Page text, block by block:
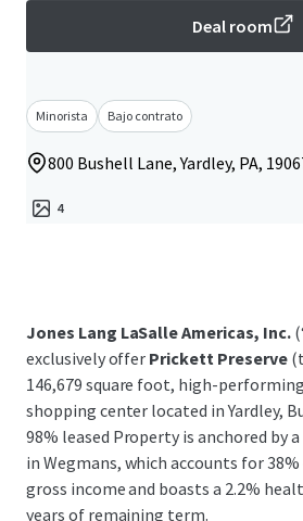
Deal room
Minorista Bajo contrato
800 Bushell Lane, Yardley, PA,
4
Jones Lang LaSalle Americas, Inc.
exclusively offer Prickett Preserve
146,679 square foot, high-
shopping center located in Yardley,
98% leased Property is anchored by
in Wegmans, which accounts for
gross income and boasts a 2.2%
years of remaining term.